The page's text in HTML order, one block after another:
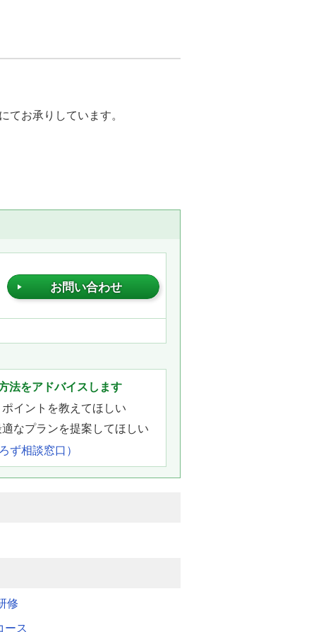
てお承りしています。
お問い合わせ
法をアドバイスします
イントを教えてほしい
なプランを提案してほしい
ず相談窓口）
修
ース